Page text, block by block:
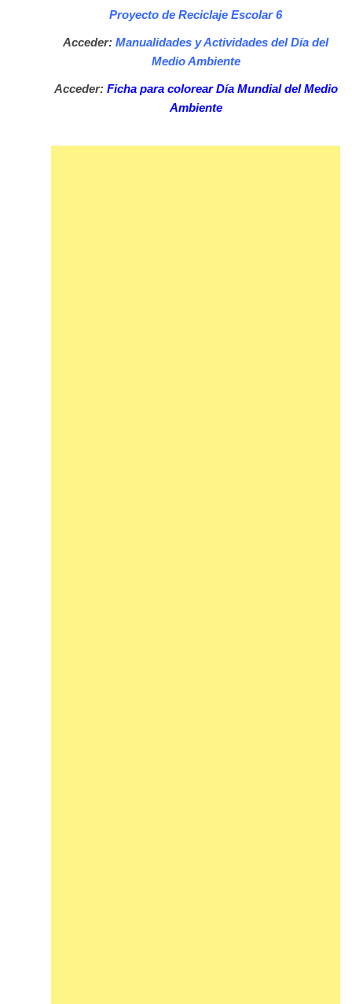
Proyecto de Reciclaje Escolar 6
Acceder: Manualidades y Actividades del Día del
Medio Ambiente
Acceder: Ficha para colorear Día Mundial del Medio
Ambiente